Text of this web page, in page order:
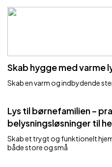
Skab hygge med varme
Skab en varm og indbydende
Lys til børnefamilien –
belysningsløsninger til
Skab et trygt og funktionelt
både store og små